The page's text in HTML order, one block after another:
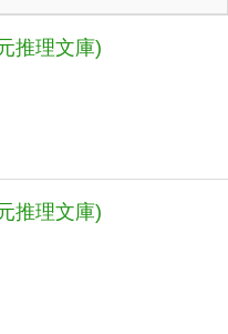
推理文庫)
推理文庫)